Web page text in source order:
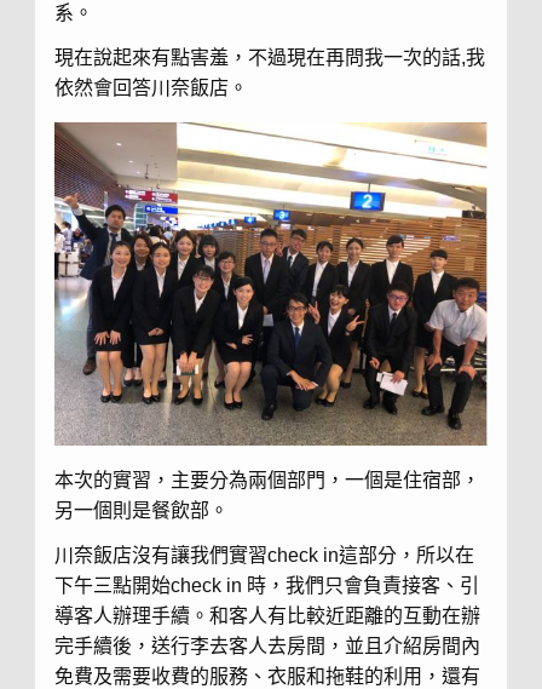
系。
現在說起來有點害羞，不過現在再問我一次的話,我
依然會回答川奈飯店。
本次的實習，主要分為兩個部門，一個是住宿部，
另一個則是餐飲部。
川奈飯店沒有讓我們實習check in這部分，所以在
下午三點開始check in 時，我們只會負責接客、引
導客人辦理手續。和客人有比較近距離的互動在辦
完手續後，送行李去客人去房間，並且介紹房間內
免費及需要收費的服務、衣服和拖鞋的利用，還有